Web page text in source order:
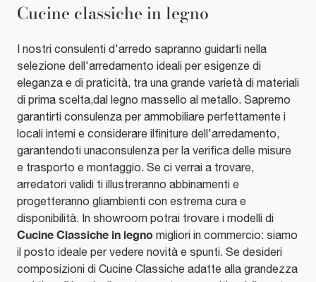
Cucine classiche in legno
I nostri consulenti d'arredo sapranno guidarti nella
selezione dell'arredamento ideali per esigenze di
eleganza e di praticità, tra una grande varietà di materiali
di prima scelta,dal legno massello al metallo. Sapremo
garantirti consulenza per ammobiliare perfettamente i
locali interni e considerare ilfiniture dell'arredamento,
garantendoti unaconsulenza per la verifica delle misure
e trasporto e montaggio. Se ci verrai a trovare,
arredatori validi ti illustreranno abbinamenti e
progetteranno gliambienti con estrema cura e
disponibilità. In showroom potrai trovare i modelli di
Cucine Classiche in legno migliori in commercio: siamo
il posto ideale per vedere novità e spunti. Se desideri
composizioni di Cucine Classiche adatte alla grandezza